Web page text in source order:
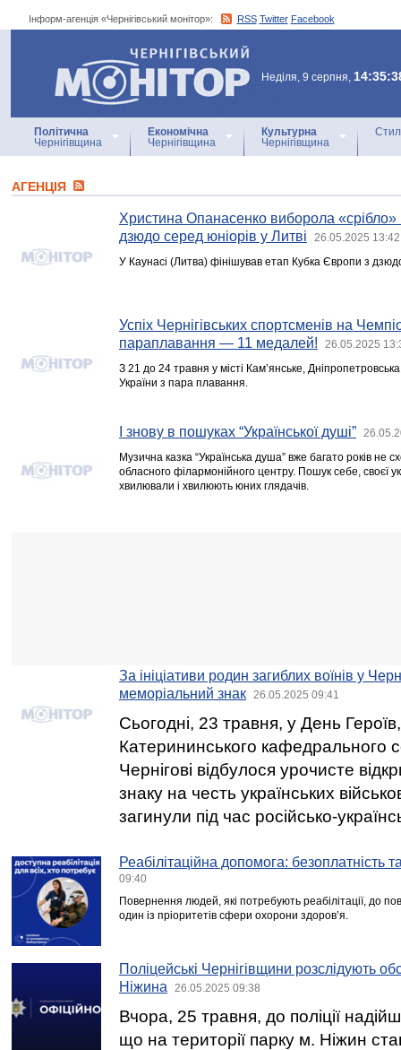
Інформ-агенція «Чернігівський монітор»: RSS Twitter Facebook
Інформ-агенція
«Чернігівський монітор»
Неділя, 9 серпня,
Політична
Чернігівщина
Економічна
Чернігівщина
Культурна
Чернігівщина
АГЕНЦIЯ
Христина Опанасенко виборола «срібло»
дзюдо серед юніорів у Литві
26.05.2025 13:42
У Каунасі (Литва) фінішував етап Кубка Європи з
Успіх Чернігівських спортсменів на
параплавання — 11 медалей!
26.05.2025
З 21 до 24 травня у місті Кам’янське,
України з пара плавання.
І знову в пошуках “Української душі”
Музична казка “Українська душа” вже багато років не
обласного філармонійного центру. Пошук себе, своєї
хвилювали і хвилюють юних глядачів.
За ініціативи родин загиблих воїнів у
меморіальний знак
26.05.2025 09:41
Сьогодні, 23 травня, у День
Катерининського кафедрального
Чернігові відбулося урочисте
знаку на честь українських
загинули під час російсько-
Реабілітаційна допомога: безоплатність
09:40
Повернення людей, які потребують реабілітації, до
один із пріоритетів сфери охорони здоров’я.
Поліцейські Чернігівщини розслідують
Ніжина
26.05.2025 09:38
Вчора, 25 травня, до поліції
що на території парку м. Ніжин